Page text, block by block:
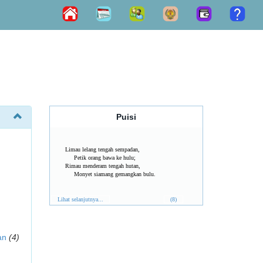
(4)
Puisi
Limau lelang tengah sempadan,
Petik orang bawa ke hulu;
Rimau menderam tengah hutan,
Monyet siamang gemangkan bulu.
Lihat selanjutnya... (8)